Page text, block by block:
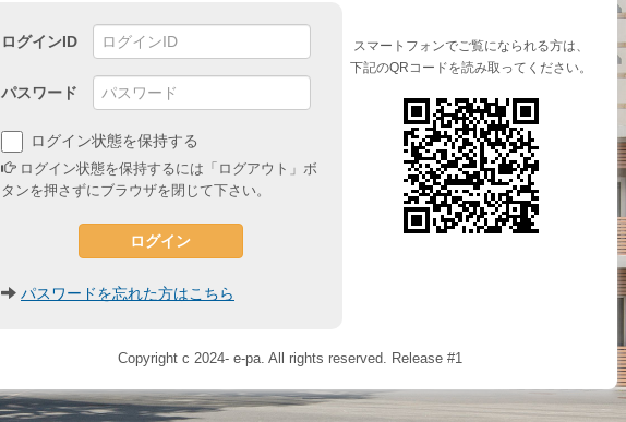
ログインID
パスワード
ログイン状態を保持する
ログイン状態を保持するには「ログアウト」ボ
タンを押さずにブラウザを閉じて下さい。
ログイン
パスワードを忘れた方はこちら
スマートフォンでご覧になられる方は、
下記のQRコードを読み取ってください。
Copyright c 2024- e-pa. All rights reserved. Release #1